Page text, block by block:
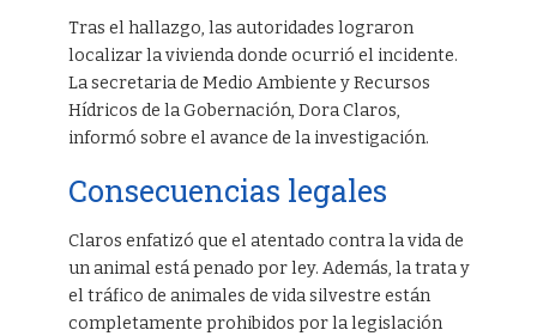
Tras el hallazgo, las autoridades lograron
localizar la vivienda donde ocurrió el incidente.
La secretaria de Medio Ambiente y Recursos
Hídricos de la Gobernación, Dora Claros,
informó sobre el avance de la investigación.
Consecuencias legales
Claros enfatizó que el atentado contra la vida de
un animal está penado por ley. Además, la trata y
el tráfico de animales de vida silvestre están
completamente prohibidos por la legislación